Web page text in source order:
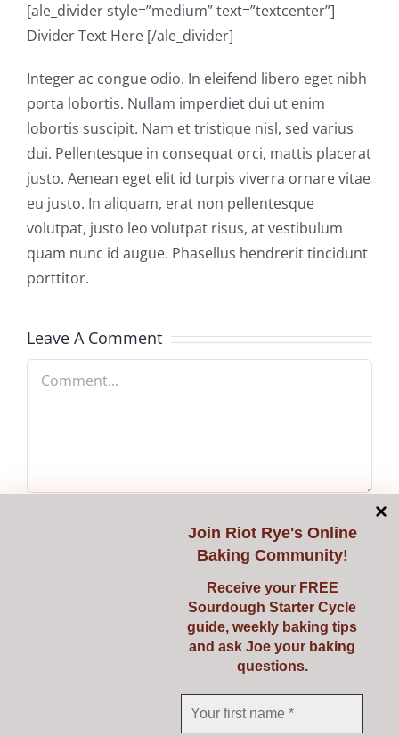
[ale_divider style=”medium” text=”textcenter”]
Divider Text Here [/ale_divider]
Integer ac congue odio. In eleifend libero eget nibh
porta lobortis. Nullam imperdiet dui ut enim
lobortis suscipit. Nam et tristique nisl, sed varius
dui. Pellentesque in consequat orci, mattis placerat
justo. Aenean eget elit id turpis viverra ornare vitae
eu justo. In aliquam, erat non pellentesque
volutpat, justo leo volutpat risus, at vestibulum
quam nunc id augue. Phasellus hendrerit tincidunt
porttitor.
Join Riot Rye's Online
Baking Community!
Receive your FREE
Sourdough Starter Cycle
guide, weekly baking tips
and ask Joe your baking
questions.
Leave A Comment
Comment